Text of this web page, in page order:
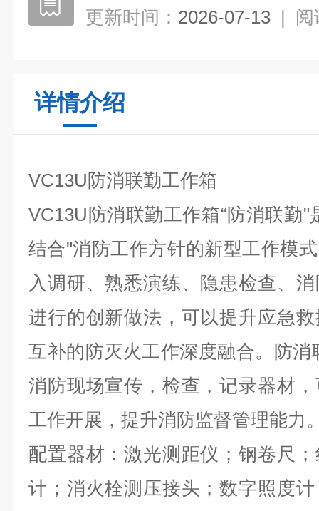
更新时间： 2026-07-13 | 阅
详情介绍
VC13U防消联勤工作箱
VC13U防消联勤工作箱“防消联勤"
结合"消防工作方针的新型工作模
入调研、熟悉演练、隐患检查、
进行的创新做法，可以提升应急
互补的防灭火工作深度融合。防
消防现场宣传，检查，记录器材
工作开展，提升消防监督管理能力
配置器材：激光测距仪；钢卷尺
计；消火栓测压接头；数字照度